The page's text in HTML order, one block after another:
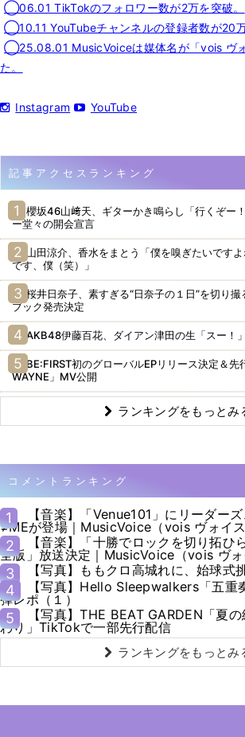
◯06.01 TikTokのフォロワー数が2万を突破。
◯10.11 YouTubeチャンネルの登録者数が20万
◯25.08.01 MusicVoiceは媒体名が「vois ヴ
た。
Instagram YouTube
記事アクセスランキング
櫻坂46山﨑天、ギターかき鳴らし「行くぞー
ー堂々の開会宣言
山田涼介、香水をまとう「僕を嗅ぎたいですよ
です、僕（笑）」
桜井日奈子、素すぎる“日奈子の１日”を切り
ブック発売決定
AKB48伊藤百花、ダイアン津田の生「スー！
BE:FIRST初のグローバルEPリリース決定＆先
WAYNE」MV公開
ランキングをもっとみ
コメントランキング
1
【音楽】「Venue101」にリーダー
≠MEが登場｜MusicVoice（vois ヴォイス
2
【音楽】「十勝でロックを切り拓ひ
全版」放送決定｜MusicVoice（vois ヴォ
3
【写真】ももクロ高城れに、始球式
4
【写真】Hello Sleepwalkers「五重
弾レポ（１）
5
【写真】THE BEAT GARDEN「夏
わり」TikTokで一部先行配信
ランキングをもっとみ